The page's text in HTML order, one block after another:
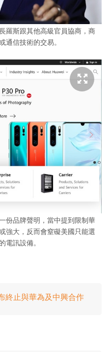
羅斯跟其他高級官員協商，商
通信技術的交易。
份品牌聲明，當中提到限制華
強大，反而會窒礙美國只能選
電訊設備。
終止與華為及中興合作